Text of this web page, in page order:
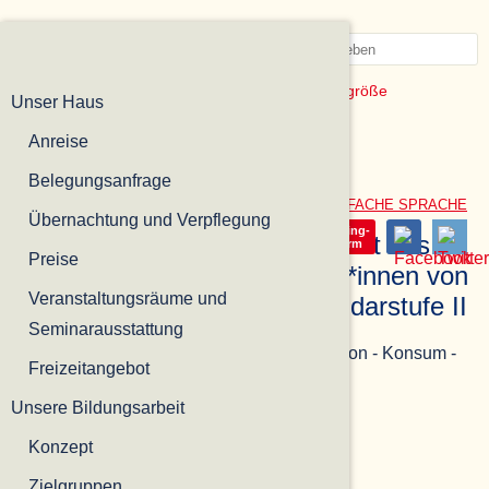
EINFACHE SPRACHE
Interner
E-Learning-
Plattform
Suchformular
Schriftgröße
Unser Haus
Anreise
Belegungsanfrage
Übernachtung und Verpflegung
Preise
Veranstaltungsräume und
Seminarausstattung
Freizeitangebot
Unsere Bildungsarbeit
Konzept
Ausschreibung zur Seminarfahrt des
Globalen Lernens für Schüler*innen von
Berufsschulen und der Sekundarstufe II
Weltweit wirtschaften: Produktion - Konsum -
Verantwortung